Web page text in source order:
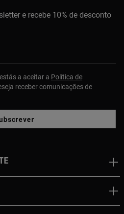
e recebe 10% de desconto
a aceitar a Política de
receber comunicações de